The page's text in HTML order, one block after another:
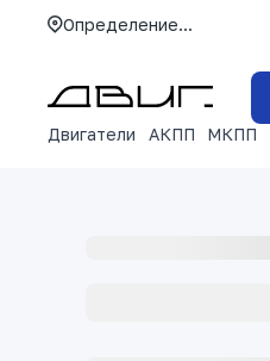
Определение...
Двигатели
АКПП МКПП